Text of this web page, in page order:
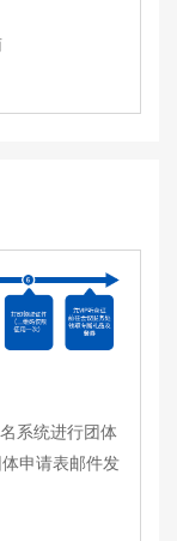
系统进行团体
申请表邮件发